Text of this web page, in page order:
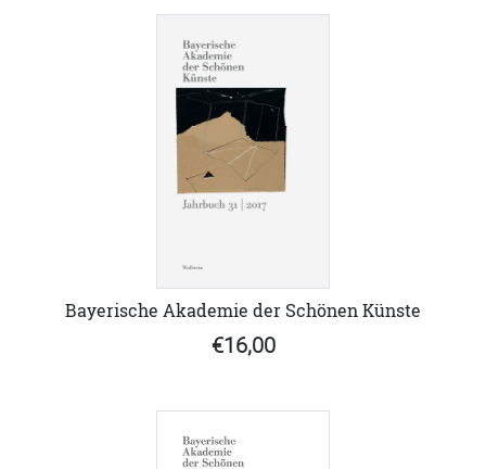
Bayerische Akademie der Schönen Künste
€16,00